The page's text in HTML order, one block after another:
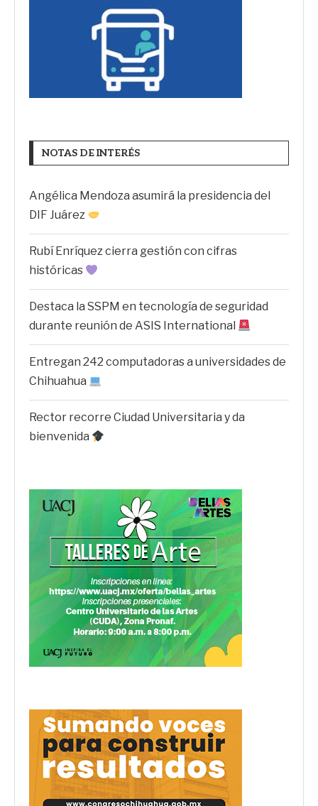
NOTAS DE INTERÉS
Angélica Mendoza asumirá la presidencia del
DIF Juárez
Rubí Enríquez cierra gestión con cifras
históricas
Destaca la SSPM en tecnología de seguridad
durante reunión de ASIS International
Entregan 242 computadoras a universidades de
Chihuahua
Rector recorre Ciudad Universitaria y da
bienvenida